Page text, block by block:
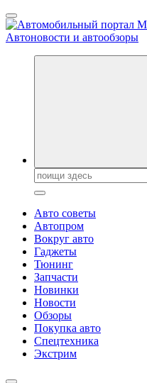
Перейти
к
содержанию
Справочник
Поиск:
Авто советы
Автопром
Вокруг авто
Гаджеты
Тюнинг
Запчасти
Новинки
Новости
Обзоры
Покупка авто
Спецтехника
Экстрим